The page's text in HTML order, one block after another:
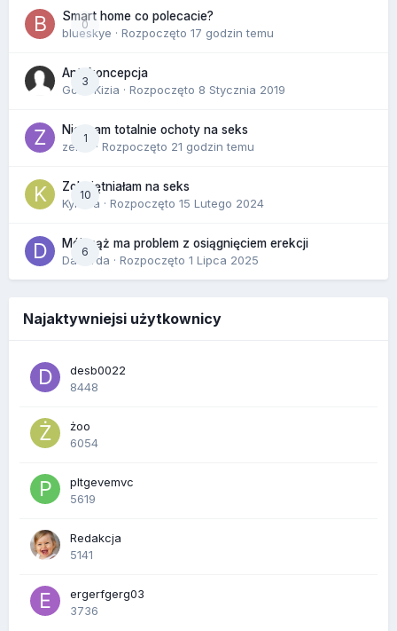
0
Smart home co polecacie?
blueskye · Rozpoczęto 17 godzin temu
3
Antykoncepcja
Gość Kizia · Rozpoczęto 8 Stycznia 2019
1
Nie mam totalnie ochoty na seks
zenla
· Rozpoczęto 21 godzin temu
10
Zobojętniałam na seks
Kynara · Rozpoczęto 15 Lutego 2024
6
Mój mąż ma problem z osiągnięciem erekcji
Dafiorda · Rozpoczęto 1 Lipca 2025
Najaktywniejsi użytkownicy
desb0022
8448
żoo
6054
pltgevemvc
5619
Redakcja
5141
ergerfgerg03
3736